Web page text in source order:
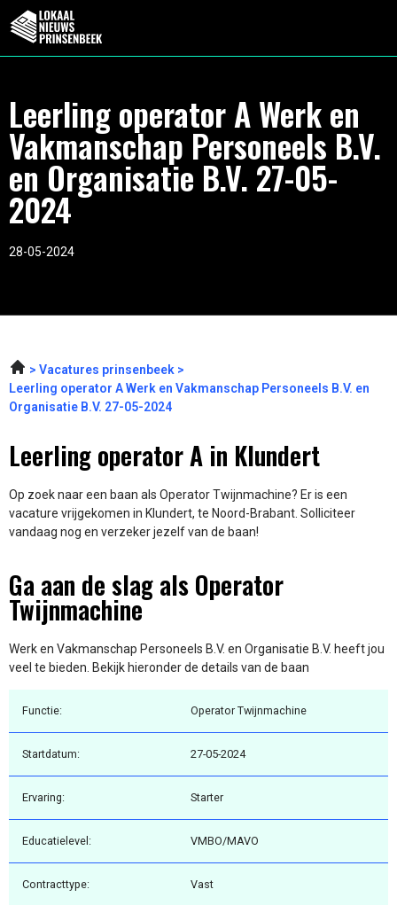
Leerling operator A Werk en
Vakmanschap Personeels B.V.
en Organisatie B.V. 27-05-
2024
28-05-2024
Vacatures prinsenbeek
Leerling operator A Werk en Vakmanschap Personeels B.V. en
Organisatie B.V. 27-05-2024
Leerling operator A in Klundert
Op zoek naar een baan als Operator Twijnmachine? Er is een
vacature vrijgekomen in Klundert, te Noord-Brabant. Solliciteer
vandaag nog en verzeker jezelf van de baan!
Ga aan de slag als Operator
Twijnmachine
Werk en Vakmanschap Personeels B.V. en Organisatie B.V. heeft jou
veel te bieden. Bekijk hieronder de details van de baan
Functie: Operator Twijnmachine
Startdatum: 27-05-2024
Ervaring: Starter
Educatielevel: VMBO/MAVO
Contracttype: Vast